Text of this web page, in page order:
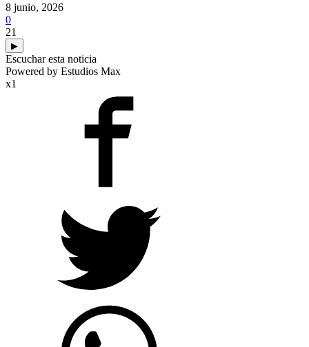
8 junio, 2026
0
21
▶
Escuchar esta noticia
Powered by Estudios Max
x1